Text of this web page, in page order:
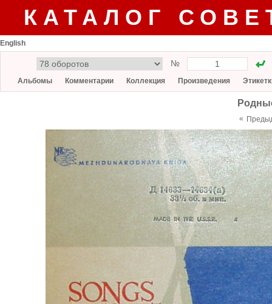
КАТАЛОГ
English
№
Альбомы Комментарии Коллекция Произведения
«